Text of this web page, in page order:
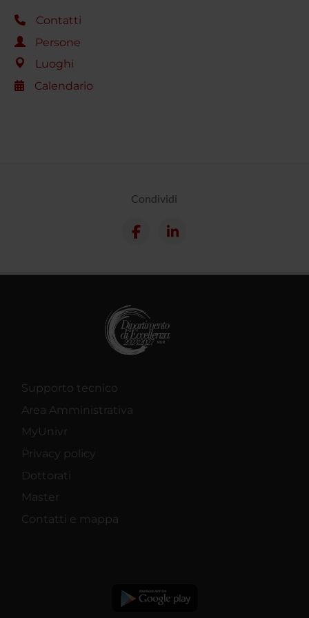
Contatti
Persone
Luoghi
Calendario
Condividi
Supporto tecnico
Area Amministrativa
MyUnivr
Privacy policy
Dottorati
Master
Contatti e mappa